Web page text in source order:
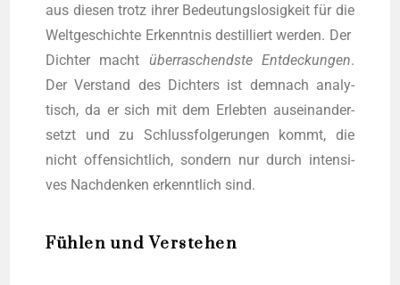
aus die­sen trotz ihrer Bedeu­tungs­lo­sig­keit für die
Welt­ge­schich­te Erkennt­nis destil­liert wer­den. Der
Dich­ter macht über­ra­schends­te Ent­de­ckun­gen.
Der Ver­stand des Dich­ters ist dem­nach ana­ly­
tisch, da er sich mit dem Erleb­ten aus­ein­an­der­
setzt und zu Schluss­fol­ge­run­gen kommt, die
nicht offen­sicht­lich, son­dern nur durch inten­si­
ves Nach­den­ken erkennt­lich sind.
Fühlen und Verstehen